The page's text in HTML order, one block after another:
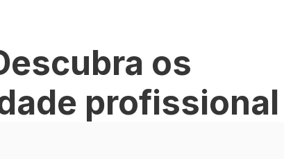
os
profissional